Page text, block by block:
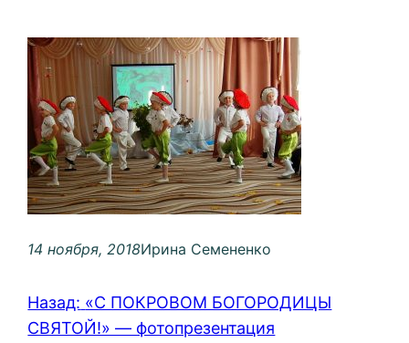
14 ноября, 2018Ирина Семененко
Назад: «С ПОКРОВОМ БОГОРОДИЦЫ
СВЯТОЙ!» — фотопрезентация